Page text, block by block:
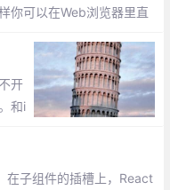
你可以在Web浏览器里直
开
和i
做i
在子组件的插槽上，React